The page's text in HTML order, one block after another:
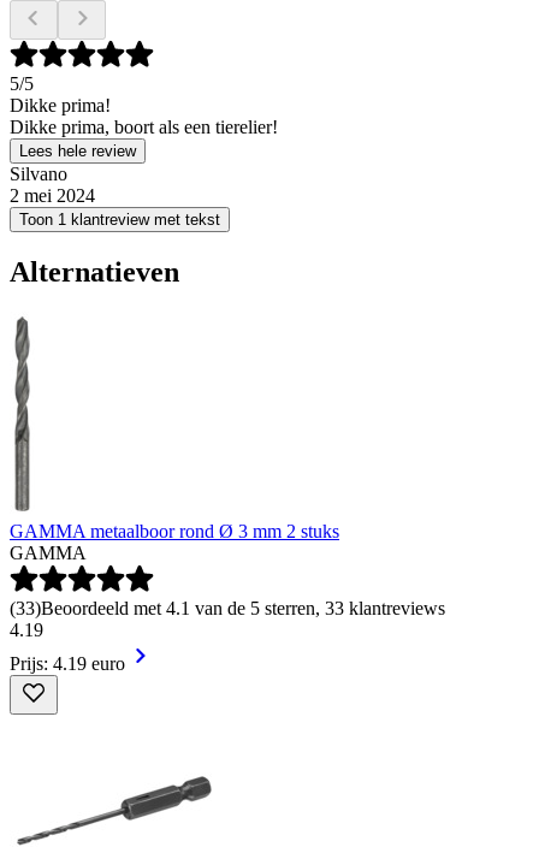
5/5
Dikke prima!
Dikke prima, boort als een tierelier!
Lees hele review
Silvano
2 mei 2024
Toon 1 klantreview met tekst
Alternatieven
GAMMA metaalboor rond Ø 3 mm 2 stuks
GAMMA
(33)Beoordeeld met 4.1 van de 5 sterren, 33 klantreviews
4.19
Prijs: 4.19 euro